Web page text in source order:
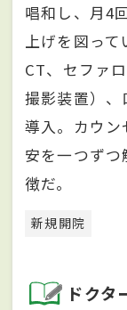
唱和し、月4
上げを図っ
CT、セファ
撮影装置）
導入。カウ
安を一つず
徴だ。
新規開院
ドクタ